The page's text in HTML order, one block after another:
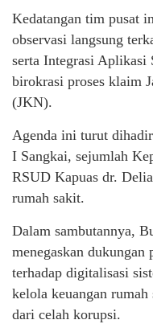
Kedatangan tim pusat
observasi langsung
serta Integrasi Aplikasi
birokrasi proses klaim
(JKN).
Agenda ini turut
I Sangkai, sejumlah
RSUD Kapuas dr.
rumah sakit.
Dalam sambutannya,
menegaskan dukungan
terhadap digitalisasi
kelola keuangan rumah
dari celah korupsi.